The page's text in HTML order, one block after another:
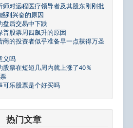
师对远程医疗领导者及其股东刚刚批
到兴奋的原因
盘后交易中下跌
普股票周四飙升的原因
商的投资者似乎准备早一点获得万圣
义吗
票在短短几周内就上涨了40％
可乐股票是个好买吗
热门文章